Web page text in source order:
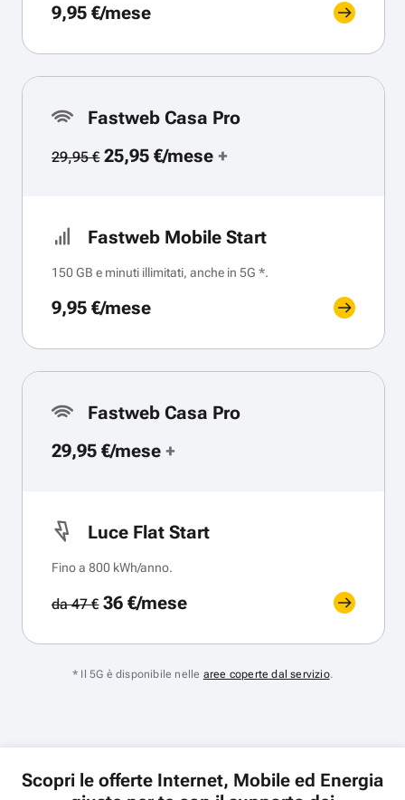
9,95 €/mese
Fastweb Casa Pro
29,95 €25,95 €/mese+
Fastweb Mobile Start
150 GB e minuti illimitati, anche in 5G *.
9,95 €/mese
Fastweb Casa Pro
29,95 €/mese +
Luce Flat Start
Fino a 800 kWh/anno.
da 47 €36 €/mese
* Il 5G è disponibile nelle aree coperte dal servizio.
Scopri le offerte Internet, Mobile ed Energia